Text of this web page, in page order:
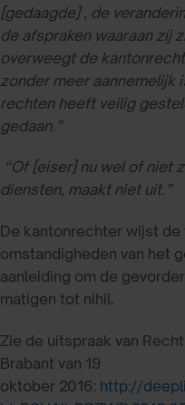
[gedaagde] , de
de afspraken waaraan zij
overweegt de
zonder meer aannemelijk
rechten heeft veilig
gedaan.”
“Of [eiser] nu wel of niet
diensten, maakt niet uit.”
De kantonrechter wijst de
omstandigheden van het
aanleiding om de
matigen tot nihil.
Zie de uitspraak van
Brabant van 19
oktober 2016: http://